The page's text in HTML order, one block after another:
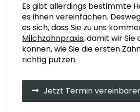
Es gibt allerdings bestimmte
es ihnen vereinfachen.
es sich, dass Sie zu uns
Milchzahnpraxis, damit wir Sie
können, wie Sie die ersten
richtig putzen.
Jetzt Termin